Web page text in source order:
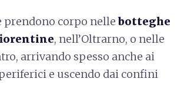
prendono corpo nellebotteghe
, nell’Oltrarno, o nelle
arrivando spesso anche ai
e uscendo dai confini